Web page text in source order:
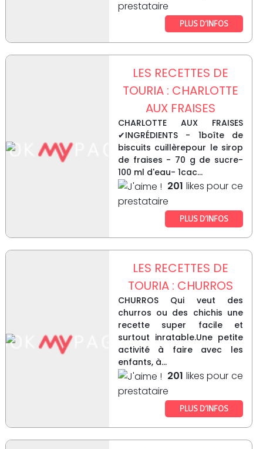
prestataire
PLUS D’INFOS
LES RECETTES DE
TOURIA : CHARLOTTE
AUX FRAISES
CHARLOTTE AUX FRAISES
✔INGRÉDIENTS - 1boîte de
biscuits cuillèrepour le sirop
de fraises - 70 g de sucre-
100 ml d'eau- 1cac...
201 likes pour ce
prestataire
PLUS D’INFOS
LES RECETTES DE
TOURIA : CHURROS
CHURROS Qui veut des
churros ou des chichis une
recette super facile et
surtout inratable.Une petite
activité à faire avec les
enfants, à...
201 likes pour ce
prestataire
PLUS D’INFOS